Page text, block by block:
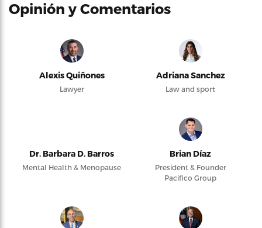
Opinión y Comentarios
Alexis Quiñones
Lawyer
Adriana Sanchez
Law and sport
Dr. Barbara D. Barros
Mental Health & Menopause
Brian Díaz
President & Founder
Pacifico Group